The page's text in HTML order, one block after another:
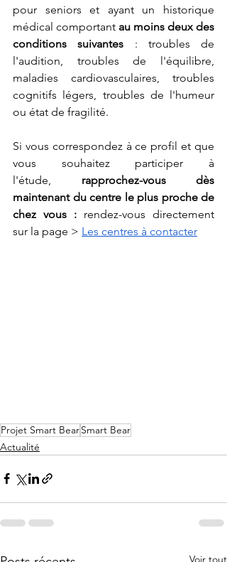
pour seniors et ayant un historique
médical comportant au moins deux des
conditions suivantes : troubles de
l'audition, troubles de l'équilibre,
maladies cardiovasculaires, troubles
cognitifs légers, troubles de l'humeur
ou état de fragilité.
Si vous correspondez à ce profil et que
vous souhaitez participer à
l'étude, rapprochez-vous dès
maintenant du centre le plus proche de
chez vous : rendez-vous directement
sur la page > Les centres à contacter
Projet Smart BearSmart Bear
Actualité
Voir tout